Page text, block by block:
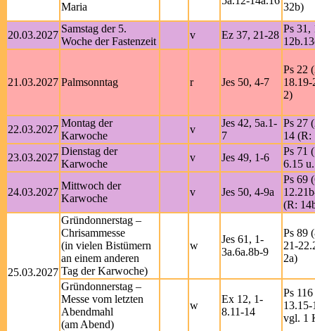
Maria 32b)
20.03.2027
Samstag der 5.
Woche der Fastenzeit
v Ez 37, 21-28
Ps 31,
21.03.2027 Palmsonntag r Jes 50, 4-7
Ps 22
2)
22.03.2027
Montag der
Karwoche
v
Jes 42, 5a.1-
7
Ps 27
14 (R:
23.03.2027
Dienstag der
Karwoche
v Jes 49, 1-6
Ps 71
6.15
24.03.2027
Mittwoch der
Karwoche
v Jes 50, 4-9a
Ps 69
(R:
25.03.2027
Gründonnerstag –
Chrisammesse
(in vielen Bistümern
an einem anderen
Tag der Karwoche)
w
Jes 61, 1-
3a.6a.8b-9
Ps 89
21-
2a)
Gründonnerstag –
Messe vom letzten
Abendmahl
(am Abend)
w
Ex 12, 1-
8.11-14
Ps
vgl. 1